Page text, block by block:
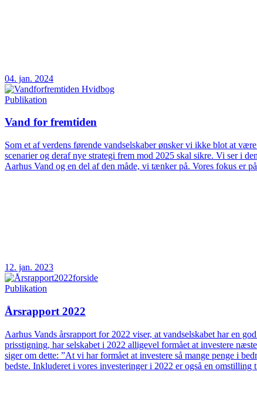
04. jan. 2024
Publikation
Vand for fremtiden
Som et af verdens førende vandselskaber ønsker vi ikke blot at
scenarier og deraf nye strategi frem mod 2025 skal sikre. Vi ser i
Aarhus Vand og en del af den måde, vi tænker på. Vores fokus er
12. jan. 2023
Publikation
Årsrapport 2022
Aarhus Vands årsrapport for 2022 viser, at vandselskabet har en
prisstigning, har selskabet i 2022 alligevel formået at investere
siger om dette: ”At vi har formået at investere så mange penge i
bedste. Inkluderet i vores investeringer i 2022 er også en